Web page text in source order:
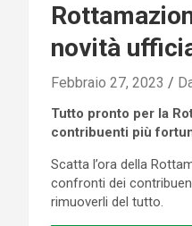
novità
Febbraio 27, 2023
Tutto pronto per la
contribuenti più
Scatta l’ora della
confronti dei
rimuoverli del tutto.